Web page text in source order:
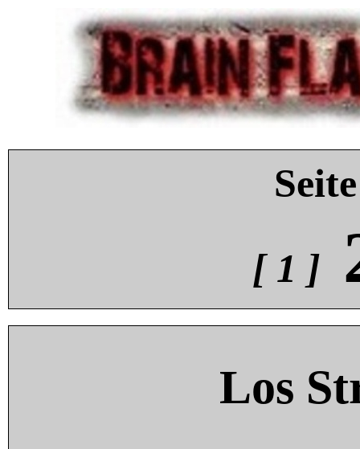
[ 1 ]
Los